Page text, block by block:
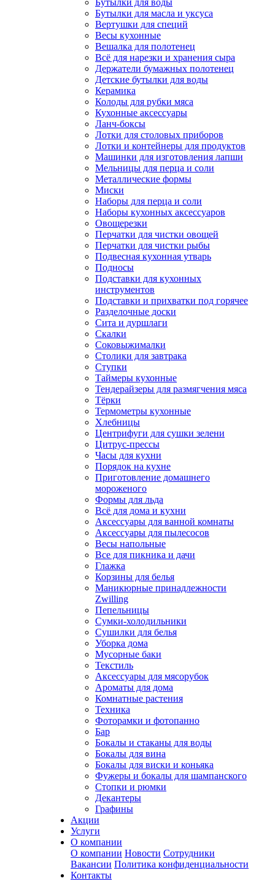
Бутылки для воды
Бутылки для масла и уксуса
Вертушки для специй
Весы кухонные
Вешалка для полотенец
Всё для нарезки и хранения сыра
Держатели бумажных полотенец
Детские бутылки для воды
Керамика
Колоды для рубки мяса
Кухонные аксессуары
Ланч-боксы
Лотки для столовых приборов
Лотки и контейнеры для продуктов
Машинки для изготовления лапши
Мельницы для перца и соли
Металлические формы
Миски
Наборы для перца и соли
Наборы кухонных аксессуаров
Овощерезки
Перчатки для чистки овощей
Перчатки для чистки рыбы
Подвесная кухонная утварь
Подносы
Подставки для кухонных
инструментов
Подставки и прихватки под горячее
Разделочные доски
Сита и дуршлаги
Скалки
Соковыжималки
Столики для завтрака
Ступки
Таймеры кухонные
Тендерайзеры для размягчения мяса
Тёрки
Термометры кухонные
Хлебницы
Центрифуги для сушки зелени
Цитрус-прессы
Часы для кухни
Порядок на кухне
Приготовление домашнего
мороженого
Формы для льда
Всё для дома и кухни
Аксессуары для ванной комнаты
Аксессуары для пылесосов
Весы напольные
Все для пикника и дачи
Глажка
Корзины для белья
Маникюрные принадлежности
Zwilling
Пепельницы
Сумки-холодильники
Сушилки для белья
Уборка дома
Мусорные баки
Текстиль
Аксессуары для мясорубок
Ароматы для дома
Комнатные растения
Техника
Фоторамки и фотопанно
Бар
Бокалы и стаканы для воды
Бокалы для вина
Бокалы для виски и коньяка
Фужеры и бокалы для шампанского
Стопки и рюмки
Декантеры
Графины
Акции
Услуги
О компании
О компании Новости Сотрудники
Вакансии Политика конфиденциальности
Контакты